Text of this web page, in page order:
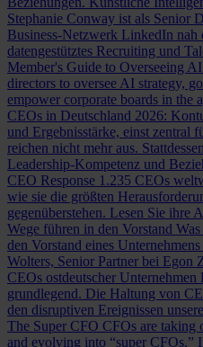
Stephanie Conway ist als Senior
Business-Netzwerk LinkedIn nah
datengestütztes Recruiting und
Member's Guide to Overseeing AI
directors to oversee AI strategy,
empower corporate boards in the
CEOs in Deutschland 2026:
und Ergebnisstärke, einst zentral
reichen nicht mehr aus.
Leadership-Kompetenz und
CEO Response 1.235 CEOs
wie sie die größten
gegenüberstehen. Lesen Sie ihre
Wege führen in den Vorstand
den Vorstand eines
Wolters, Senior Partner bei Egon
CEOs ostdeutscher Unternehmen
grundlegend. Die Haltung von
den disruptiven Ereignissen
The Super CFO CFOs are taking
and evolving into “super CFOs.”